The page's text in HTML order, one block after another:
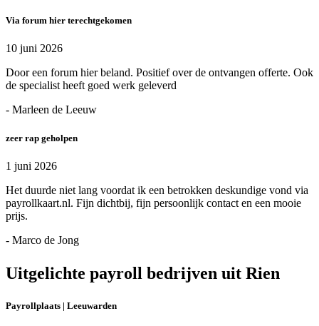
Via forum hier terechtgekomen
10 juni 2026
Door een forum hier beland. Positief over de ontvangen offerte. Ook
de specialist heeft goed werk geleverd
- Marleen de Leeuw
zeer rap geholpen
1 juni 2026
Het duurde niet lang voordat ik een betrokken deskundige vond via
payrollkaart.nl. Fijn dichtbij, fijn persoonlijk contact en een mooie
prijs.
- Marco de Jong
Uitgelichte payroll bedrijven uit Rien
Payrollplaats | Leeuwarden